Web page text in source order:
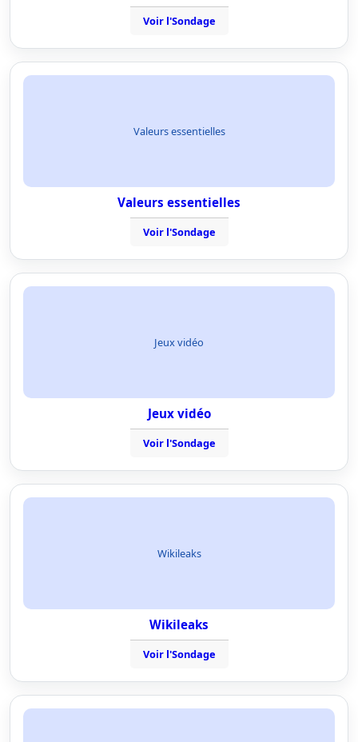
Voir l'Sondage
Valeurs essentielles
Valeurs essentielles
Voir l'Sondage
Jeux vidéo
Jeux vidéo
Voir l'Sondage
Wikileaks
Wikileaks
Voir l'Sondage